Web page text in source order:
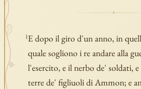
1E dopo il giro d'un anno, in
quale sogliono i re andare alla
l'esercito, e il nerbo de' soldati,
terre de' figliuoli di Ammon; e